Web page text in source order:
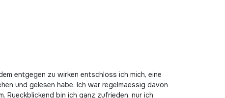
entgegen zu wirken entschloss ich mich, eine
und gelesen habe. Ich war regelmaessig davon
Rueckblickend bin ich ganz zufrieden, nur ich